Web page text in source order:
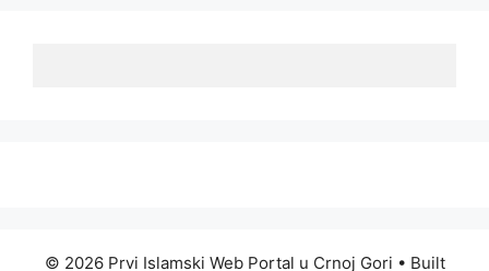
© 2026 Prvi Islamski Web Portal u Crnoj Gori • Built